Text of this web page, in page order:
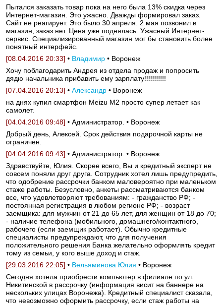
Пытался заказать товар пока на него была 13% скидка через
Интернет-магазин. Это ужасно. Дважды формировал заказ.
Сайт не реагирует. Это было 30 апреля. 2 мая позвонил в
магазин, заказ нет. Цена уже поднялась. Ужасный Интернет-
сервис. Специализированный магазин мог бы становить более
понятный интерфейс.
[08.04.2016 20:33] • Владимир • Воронеж
Хочу поблагодарить Андрея из отдела продаж и попросить
дядю начальника прибавить ему зарплату!!!!!!!!!!!
[07.04.2016 20:13] • Александр • Воронеж
на днях купил cмартфон Meizu M2 просто супер летает как
самолет.
[04.04.2016 09:48] • Администратор. • Воронеж
Добрый день, Алексей. Срок действия подарочной карты не
ограничен.
[04.04.2016 09:43] • Администратор. • Воронеж
Здравствуйте, Юлия. Скорее всего, Вы и кредитный эксперт не
совсем поняли друг друга. Сотрудник хотел лишь предупредить,
что одобрение рассрочки банком маловероятно при маленьком
стаже работы. Безусловно, анкеты рассматриваются банком
все, что удовлетворяют требованиям: - гражданство РФ; -
постоянная регистрация в любом регионе РФ; - возраст
заемщика: для мужчин от 21 до 65 лет, для женщин от 18 до 70;
- наличие телефона (мобильного, домашнего/контактного,
рабочего (если заемщик работает). Обычно кредитные
специалисты предупреждают, что для получения
положительного решения Банка желательно оформлять кредит
тому из семьи, у кого выше доход и стаж.
[29.03.2016 22:05] • Вельяминова Юлия • Воронеж
Сегодня хотела приобрести компьютер в филиале по ул.
Никитинской в рассрочку (информация висит на баннере на
нескольких улицах Воронежа). Кредитный специалист сказала,
что невозможно оформить рассрочку, если стаж работы на